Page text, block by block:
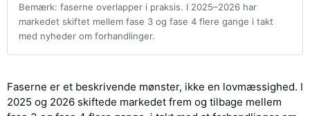
Bemærk: faserne overlapper i praksis. I 2025–2026 har
markedet skiftet mellem fase 3 og fase 4 flere gange i takt
med nyheder om forhandlinger.
Faserne er et beskrivende mønster, ikke en lovmæssighed. I
2025 og 2026 skiftede markedet frem og tilbage mellem